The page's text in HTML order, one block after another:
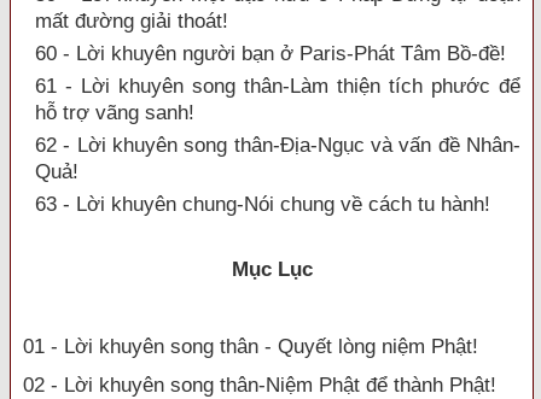
mất đường giải thoát!
60 - Lời khuyên người bạn ở Paris-Phát Tâm Bồ-đề!
61 - Lời khuyên song thân-Làm thiện tích phước để
hỗ trợ vãng sanh!
62 - Lời khuyên song thân-Địa-Ngục và vấn đề Nhân-
Quả!
63 - Lời khuyên chung-Nói chung về cách tu hành!
Mục Lục
01 - Lời khuyên song thân - Quyết lòng niệm Phật!
02 - Lời khuyên song thân-Niệm Phật để thành Phật!